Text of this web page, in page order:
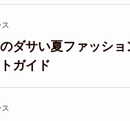
ダサい夏ファッショ
ガイド